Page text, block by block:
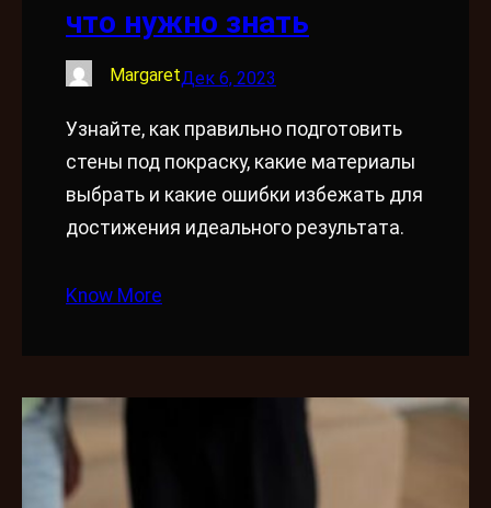
что нужно знать
MargaretДек 6, 2023
Узнайте, как правильно подготовить
стены под покраску, какие материалы
выбрать и какие ошибки избежать для
достижения идеального результата.
Know More